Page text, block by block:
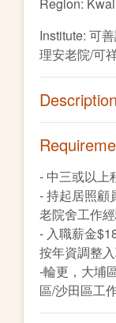
Institute: 可
理安老院/可
Description
- 中三或以上
- 持起居照顧
老院舍工作
- 入職薪金
按年資調整
-輪更，大埔
區/沙田區工